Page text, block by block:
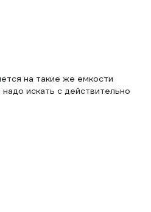
на такие же емкости
искать с действительно